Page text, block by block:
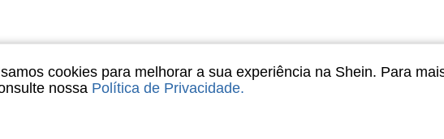
M
cookies para melhorar a sua experiência na Shein. Para
nossa Política de Privacidade.